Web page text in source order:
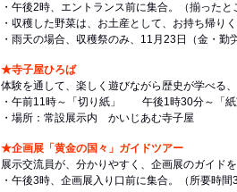
・午後2時、エントランス前に集合。（揃った
・収穫した野菜は、お土産として、お持ち帰り
・雨天の場合、収穫祭のみ、11月23日（金・
★寺子屋ひろば
体験を通して、楽しく遊びながら歴史が学べる
・午前11時～「切り紙」 午後1時30分～「
・場所：常設展示内 かいじあむ寺子屋
★企画展「黄金の国々」ガイドツアー
展示交流員が、分かりやすく、企画展のガイド
・午後3時、企画展入り口前に集合。（所要時間